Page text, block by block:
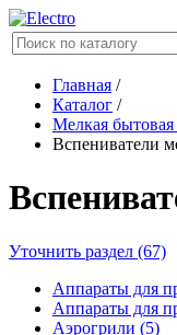
Главная /
Каталог /
Мелкая бытовая
Вспениватели
Уточнить раздел (67)
Аппараты для
Аппараты для
Аэрогрили (5)